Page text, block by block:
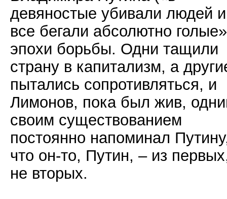
девяностые убивали людей и
все бегали абсолютно
эпохи борьбы. Одни тащили
страну в капитализм, а
пытались сопротивляться, и
Лимонов, пока был жив,
своим существованием
постоянно напоминал
что он-то, Путин, – из
не вторых.